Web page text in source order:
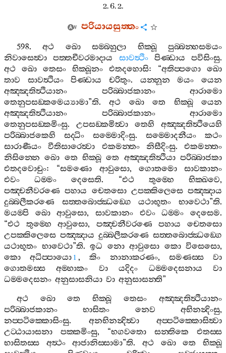
2. 6. 2.
පරියායසුත‍්තං
598.අථ ඛො සම‍්බහුලා භික‍්ඛූ
පුබ‍්බන‍්හසමයං
නිවාසෙත්‍වා
පත‍්තචීවරමාදාය සාවත්‍ථිං පිණ‍්ඩාය පවිසිංසු.
අථ
ඛො තෙසං භික‍්ඛූනං එතදහොසි: “අතිප‍්පගො
ඛො
තාව
සාවත්‍ථියං පිණ‍්ඩාය චරිතුං. යන‍්නූන මයං
යෙන
අඤ‍්ඤතිත්‍ථියානං
පරිබ‍්බාජකානං
ආරාමො
තෙනුපසඞ‍්කමෙය්‍යාමා”ති.අථ ඛො තෙ භික‍්ඛූ
යෙන
අඤ‍්ඤතිත්‍ථියානං
පරිබ‍්බාජකානං
ආරාමො
තෙනුපසඞ‍්කමිංසු. උපසඞ‍්කමිත්‍වා තෙහි
අඤ‍්ඤතිත්‍ථියෙහි
පරිබ‍්බාජකෙහි
සද‍්ධිං සම‍්මොදිංසු. සම‍්මොදනීයං
කථං
සාරාණීයං
වීතිසාරෙත්‍වා එකමන‍්තං නිසීදිංසු. එකමන‍්තං
නිසින‍්නෙ ඛො තෙ භික‍්ඛූ තෙ අඤ‍්ඤතිත්‍ථියා පරිබ‍්බාජකා
එතදවොචුං: “සමණො ආවුසො, ගොතමො
සාවකානං
එවං
ධම‍්මං දෙසෙති. “එථ තුම‍්හෙ භික‍්ඛවෙ,
පඤ‍්චනීවරණෙ පහාය චෙතසො උපක‍්කිලෙසෙ පඤ‍්ඤාය
දුබ‍්බලීකරණෙ
සත‍්තබොජ‍්ඣඞ‍්ගෙ යථාභූතං භාවෙථා”ති.
මයම‍්පි
ඛො ආවුසො,සාවකානං එවං ධම‍්මං දෙසෙම.
“එථ තුම‍්හෙ ආවුසො, පඤ‍්චනීවරණෙ පහාය
චෙතසො
උපක‍්කිලෙසෙ පඤ‍්ඤාය දුබ‍්බලීකරණෙ සත‍්තබොජ‍්ඣඞ‍්ගෙ
යථාභූතං භාවෙථා”ති. ඉධ නො ආවුසො කො විසෙසො,
කො
අධිප‍්පායො 1 ,කිං නානාකරණං, සමණස‍්ස
වා
ගොතමස‍්ස
අම‍්හාකං වා යදිදං ධම‍්මදෙසනාය
වා
ධම‍්මදෙසනං අනුසාසනියා වා අනුසාසන‍්ති”
අථ
ඛො තෙ භික‍්ඛූ තෙසං
අඤ‍්ඤතිත්‍ථියානං
පරිබ‍්බාජකානං
භාසිතං නෙව අභිනන්‍දිංසු,
නප‍්පටික‍්කොසිංසු. අනභිනන්‍දිත්‍වා
අප‍්පටික‍්කොසිත්‍වා
උට‍්ඨායාසනා
පක‍්කමිංසු, “භගවතො සන‍්තිකෙ
එතස‍්ස
භාසිතස‍්ස
අත්‍ථං ආජානිස‍්සාමා”ති.අථ ඛො තෙ
භික‍්ඛූ